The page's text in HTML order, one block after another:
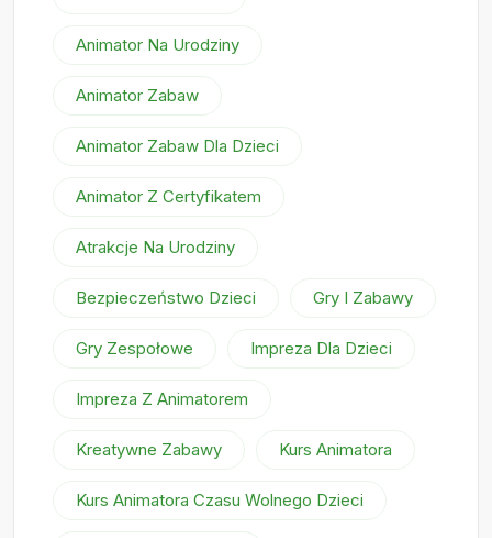
Animator Na Urodziny
Animator Zabaw
Animator Zabaw Dla Dzieci
Animator Z Certyfikatem
Atrakcje Na Urodziny
Bezpieczeństwo Dzieci Gry I Zabawy
Gry Zespołowe Impreza Dla Dzieci
Impreza Z Animatorem
Kreatywne Zabawy Kurs Animatora
Kurs Animatora Czasu Wolnego Dzieci